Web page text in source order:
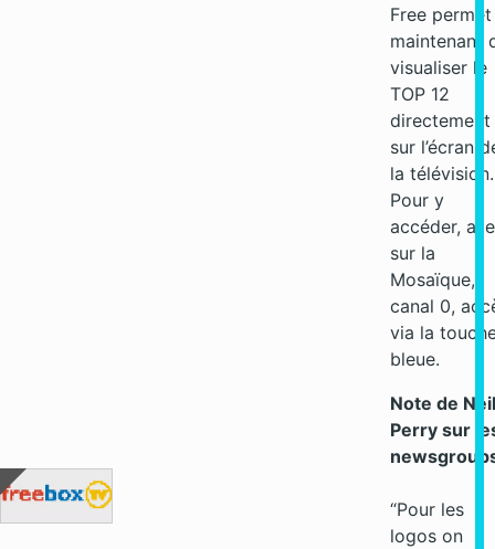
Free permet
maintenant
visualiser le
TOP 12
directement
sur l’écran
la télévision.
Pour y
accéder,
sur la
Mosaïque,
canal 0,
via la
bleue.
Note de Neil
Perry sur
“Pour les
logos on